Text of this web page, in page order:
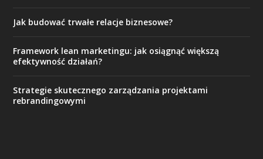
Jak budować trwałe relacje biznesowe?
Framework lean marketingu: jak osiągnąć większą
efektywność działań?
Strategie skutecznego zarządzania projektami
rebrandingowymi